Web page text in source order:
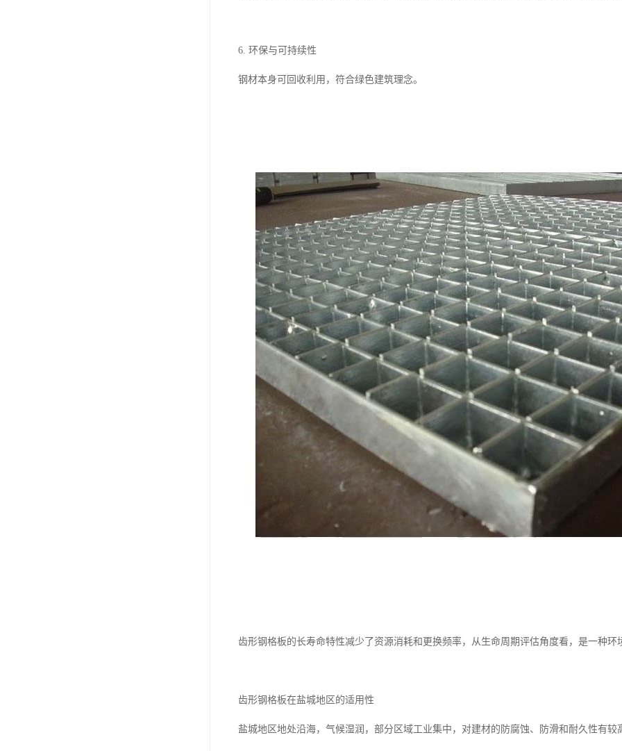
6. 环保与可持续性
钢材本身可回收利用，符合绿色建筑理念。
齿形钢格板的长寿命特性减少了资源消耗和更换频率，从生命周期评估角度看，是一种环
齿形钢格板在盐城地区的适用性
盐城地区地处沿海，气候湿润，部分区域工业集中，对建材的防腐蚀、防滑和耐久性有较